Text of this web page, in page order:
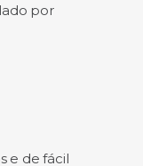
por
e de fácil